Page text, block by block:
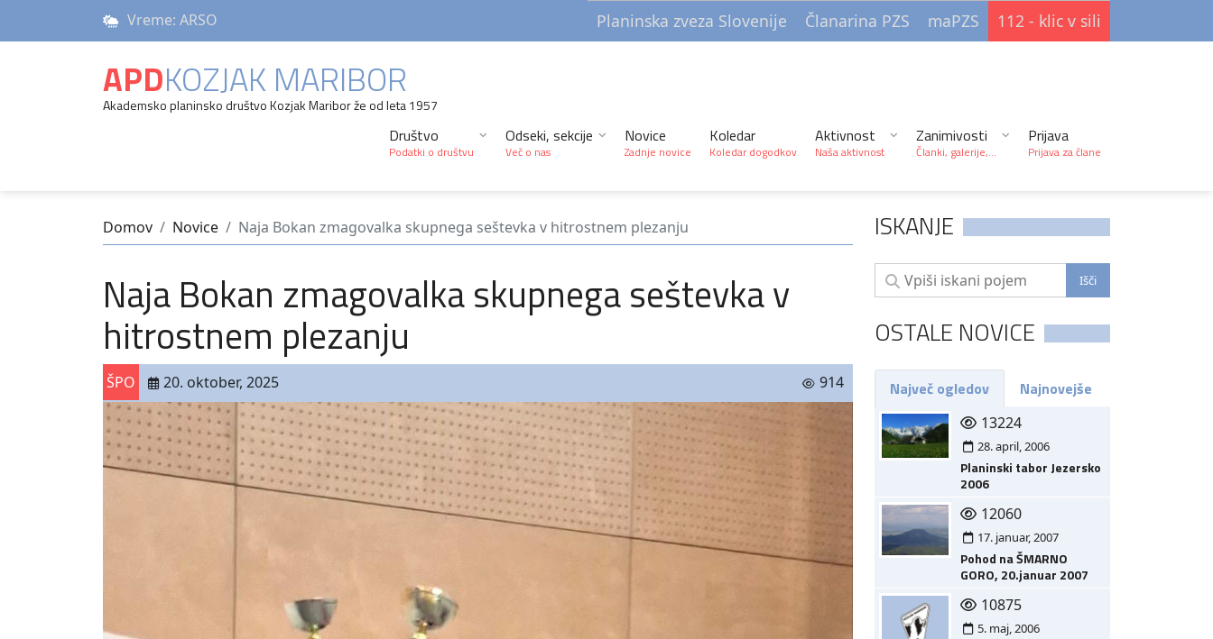
Vreme: ARSO Planinska zveza Slovenije Članarina PZS maPZS 112 - klic v sili
APDKOZJAK MARIBOR
Akademsko planinsko društvo Kozjak Maribor že od leta 1957
Društvo
Podatki o društvu
Odseki, sekcije
Več o nas
Novice
Zadnje novice
Koledar
Koledar dogodkov
Aktivnost
Naša aktivnost
Zanimivosti
Članki, galerije,...
Prijava
Prijava za člane
Domov Novice Naja Bokan zmagovalka skupnega seštevka v hitrostnem plezanju
Naja Bokan zmagovalka skupnega seštevka v
hitrostnem plezanju
ŠPO 20. oktober, 2025 914
ISKANJE
OSTALE NOVICE
Največ ogledov Najnovejše
13224
28. april, 2006
Planinski tabor Jezersko
2006
12060
17. januar, 2007
Pohod na ŠMARNO
GORO, 20.januar 2007
10875
5. maj, 2006